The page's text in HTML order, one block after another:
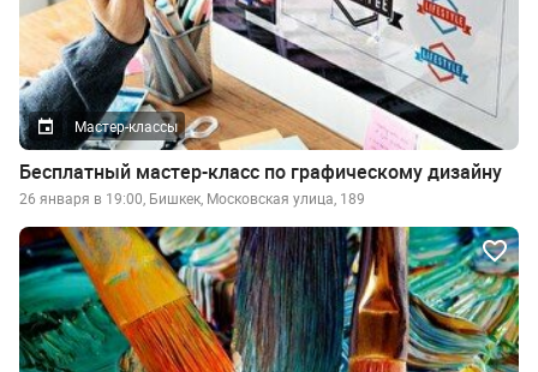
Мастер-классы
Бесплатный мастер-класс по графическому дизайну
26 января в 19:00, Бишкек, Московская улица, 189